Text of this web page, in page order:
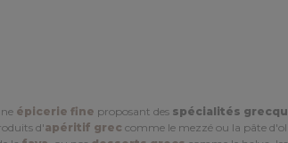
épicerie fine proposant des spécialités
d'apéritif grec comme le mezzé ou la pâte